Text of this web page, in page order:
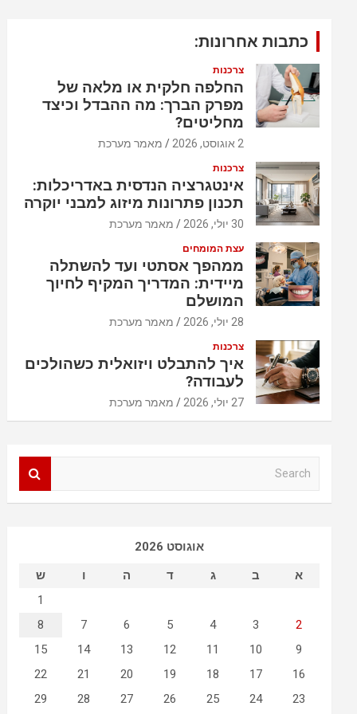
כתבות אחרונות:
צרכנות
החלפה חלקית או מלאה של
מפרק הברך: מה ההבדל וכיצד
מחליטים?
2 אוגוסט, 2026 מאמר מערכת
צרכנות
אינטגרציה הנדסית באדריכלות:
תכנון פתרונות מיזוג למבני יוקרה
30 יולי, 2026 מאמר מערכת
עצת המומחים
ממהפך אסתטי ועד להשתלה
מיידית: המדריך המקיף לחיוך
המושלם
28 יולי, 2026 מאמר מערכת
צרכנות
איך להתבלט ויזואלית כשהולכים
לעבודה?
27 יולי, 2026 מאמר מערכת
אוגוסט 2026
א
ב ג ד ה ו ש
1
2
3
4
5
6
7
8
9
10
11
12
13
14
15
16
17
18
19
20
21
22
23
24
25
26
27
28
29